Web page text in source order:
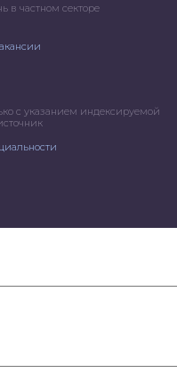
в частном секторе
с указанием индексируемой